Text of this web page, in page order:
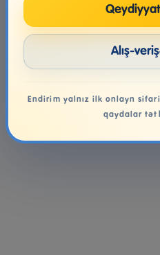
Alış-
Endirim yalnız ilk onlayn
qaydalar